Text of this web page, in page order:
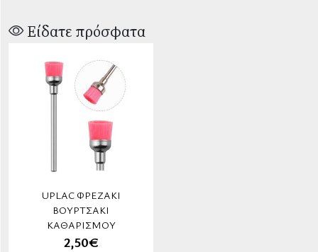
Είδατε πρόσφατα
UPLAC ΦΡΕΖΆΚΙ
ΒΟΥΡΤΣΆΚΙ
ΚΑΘΑΡΙΣΜΟΎ
2,50€